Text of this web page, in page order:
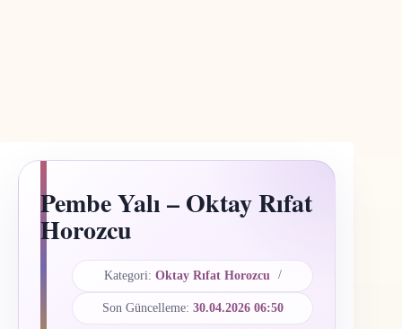
Pembe Yalı – Oktay Rıfat
Horozcu
Kategori: Oktay Rıfat Horozcu
Son Güncelleme: 30.04.2026 06:50